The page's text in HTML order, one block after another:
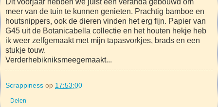
meer van de tuin te kunnen genieten. Prachtig bamboe en
houtsnippers, ook de dieren vinden het erg fijn. Papier van
G45 uit de Botanicabella collectie en het houten hekje heb
ik weer zelfgemaakt met mijn tapasvorkjes, brads en een
stukje touw.
Verderhebikniksmeegemaakt...
Scrappiness op 17:53:00
Delen